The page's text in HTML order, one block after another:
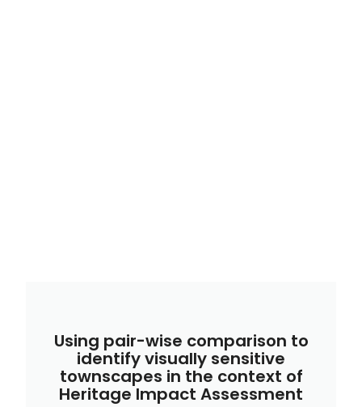
Using pair-wise comparison to
identify visually sensitive
townscapes in the context of
Heritage Impact Assessment